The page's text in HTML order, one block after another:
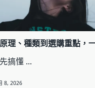
理、種類到選購重點，
搞懂 ...
8, 2026